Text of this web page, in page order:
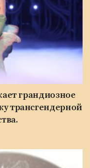
грандиозное
трансгендерной